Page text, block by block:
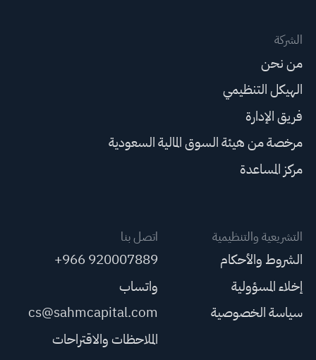
الشركة
من نحن
الهيكل التنظيمي
فريق الإدارة
مرخصة من هيئة السوق المالية السعودية
مركز المساعدة
التشريعية والتنظيمية
الشروط والأحكام
إخلاء المسؤولية
سياسة الخصوصية
اتصل بنا
+966 920007889
واتساب
cs@sahmcapital.com
الملاحظات والاقتراحات